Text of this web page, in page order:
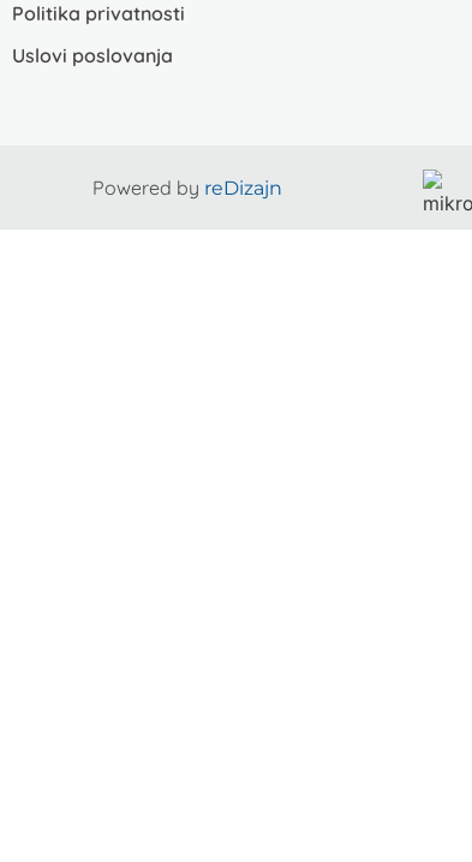
Politika privatnosti
Uslovi poslovanja
Powered by reDizajn